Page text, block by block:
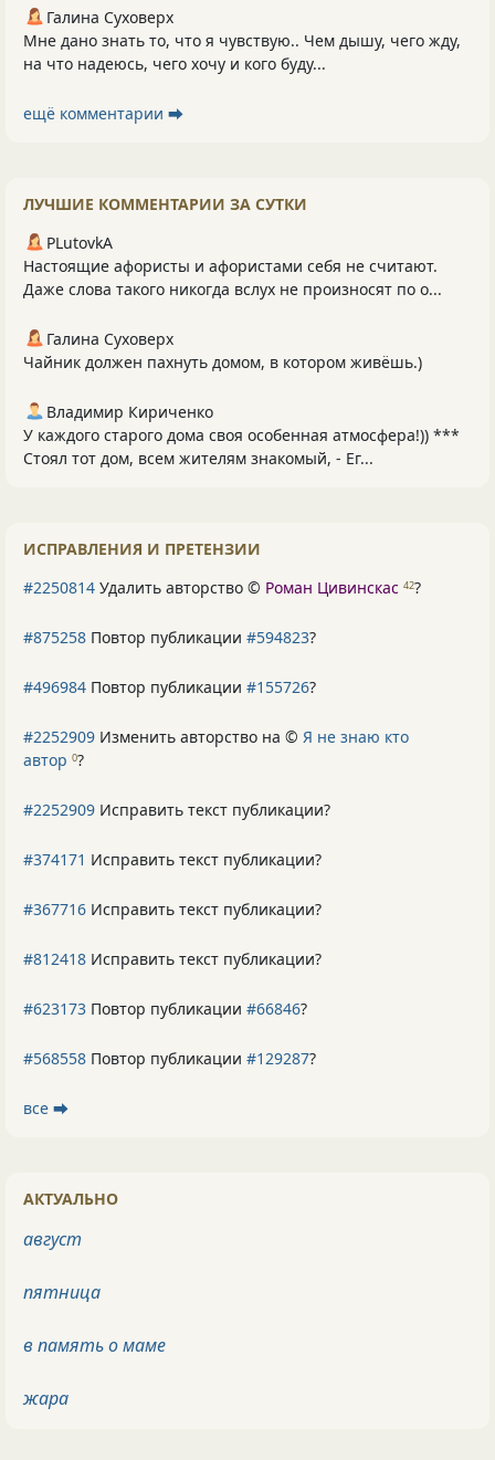
Галина Суховерх
Мне дано знать то, что я чувствую.. Чем дышу, чего жду,
на что надеюсь, чего хочу и кого буду...
ещё комментарии ⮕
ЛУЧШИЕ КОММЕНТАРИИ ЗА СУТКИ
PLutоvkА
Настоящие афористы и афористами себя не считают.
Даже слова такого никогда вслух не произносят по о...
Галина Суховерх
Чайник должен пахнуть домом, в котором живёшь.)
Владимир Кириченко
У каждого старого дома своя особенная атмосфера!)) ***
Стоял тот дом, всем жителям знакомый, - Ег...
ИСПРАВЛЕНИЯ И ПРЕТЕНЗИИ
#2250814 Удалить авторство © Роман Цивинскас 42?
#875258 Повтор публикации #594823?
#496984 Повтор публикации #155726?
#2252909 Изменить авторство на © Я не знаю кто
автор 0?
#2252909 Исправить текст публикации?
#374171 Исправить текст публикации?
#367716 Исправить текст публикации?
#812418 Исправить текст публикации?
#623173 Повтор публикации #66846?
#568558 Повтор публикации #129287?
все ⮕
АКТУАЛЬНО
август
пятница
в память о маме
жара